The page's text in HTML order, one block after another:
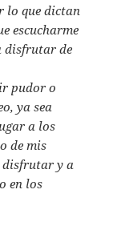
lo que dictan
escucharme
disfrutar de
pudor o
ya sea
a los
de mis
disfrutar y a
en los